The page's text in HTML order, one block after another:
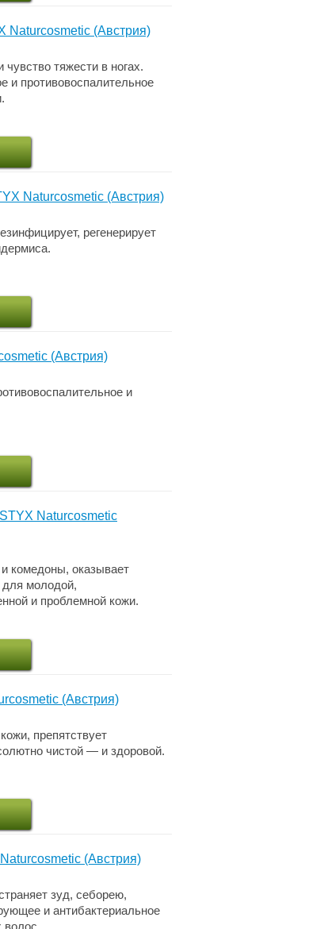
Naturcosmetic (Австрия)
тяжести в ногах.
и противовоспалительное
Naturcosmetic (Австрия)
регенерирует
(Австрия)
и
Naturcosmetic
комедоны, оказывает
для молодой,
и проблемной кожи.
(Австрия)
препятствует
чистой — и здоровой.
(Австрия)
зуд, себорею,
и антибактериальное